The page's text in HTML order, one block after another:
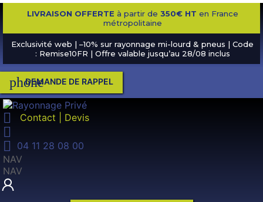
LIVRAISON OFFERTE à partir de 350€ HT en France
métropolitaine
Exclusivité web | –10% sur rayonnage mi-lourd & pneus | Code
: Remise10FR | Offre valable jusqu’au 28/08 inclus
phone
DEMANDE DE RAPPEL
 Contact | Devis


04 11 28 08 00
NAV
NAV